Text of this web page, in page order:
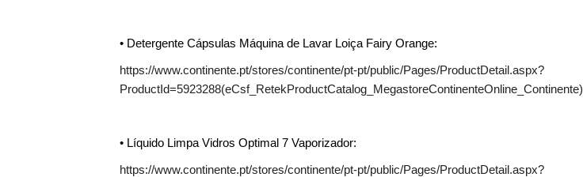
• Detergente Cápsulas Máquina de Lavar Loiça Fairy Orange:
https://www.continente.pt/stores/continente/pt-pt/public/Pages/ProductDetail.aspx?
ProductId=5923288(eCsf_RetekProductCatalog_MegastoreContinenteOnline_Continente)
• Líquido Limpa Vidros Optimal 7 Vaporizador:
https://www.continente.pt/stores/continente/pt-pt/public/Pages/ProductDetail.aspx?